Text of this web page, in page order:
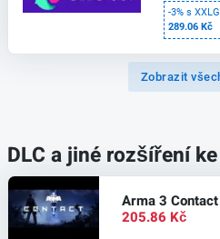
-3% s
289.06 Kč
Zobrazit
DLC a jiné rozšíření
Arma 3
205.86 Kč